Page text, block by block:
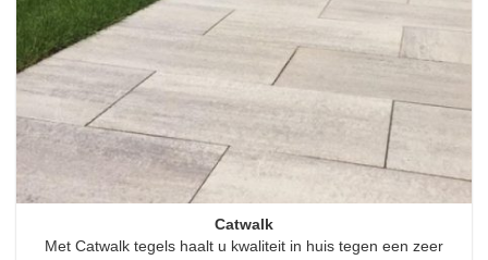
Catwalk
Met Catwalk tegels haalt u kwaliteit in huis tegen een zeer